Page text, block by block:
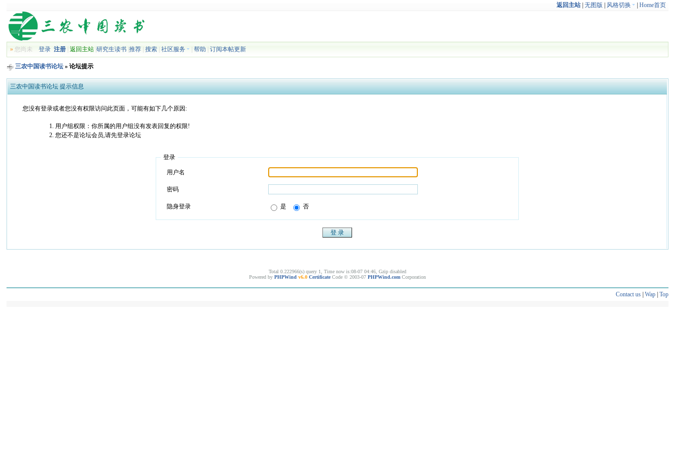
返回主站| 无图版 风格切换 Home首页
» 您尚未登录 注册 |返回主站 |研究生读书 |推荐 |搜索 |社区服务 |帮助 |订阅本帖更新
三农中国读书论坛 » 论坛提示
三农中国读书论坛 提示信息
您没有登录或者您没有权限访问此页面，可能有如下几个原因:
用户组权限：你所属的用户组没有发表回复的权限!
您还不是论坛会员,请先登录论坛
登录
用户名
密码
隐身登录 是 否
Total 0.222966(s) query 1, Time now is:08-07 04:46, Gzip disabled
Powered by PHPWind v6.0 Certificate Code © 2003-07 PHPWind.com Corporation
Contact us| Wap| Top